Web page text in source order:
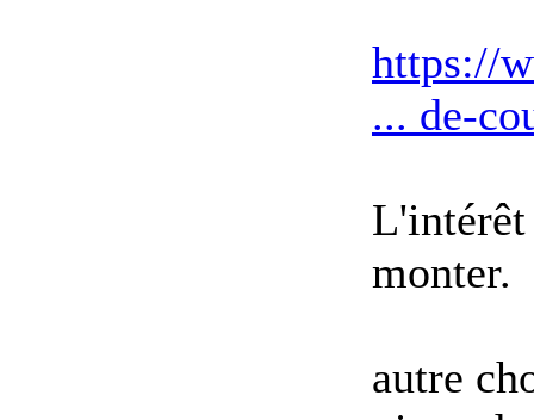
https://
... de-
L'intérêt
monter.
autre